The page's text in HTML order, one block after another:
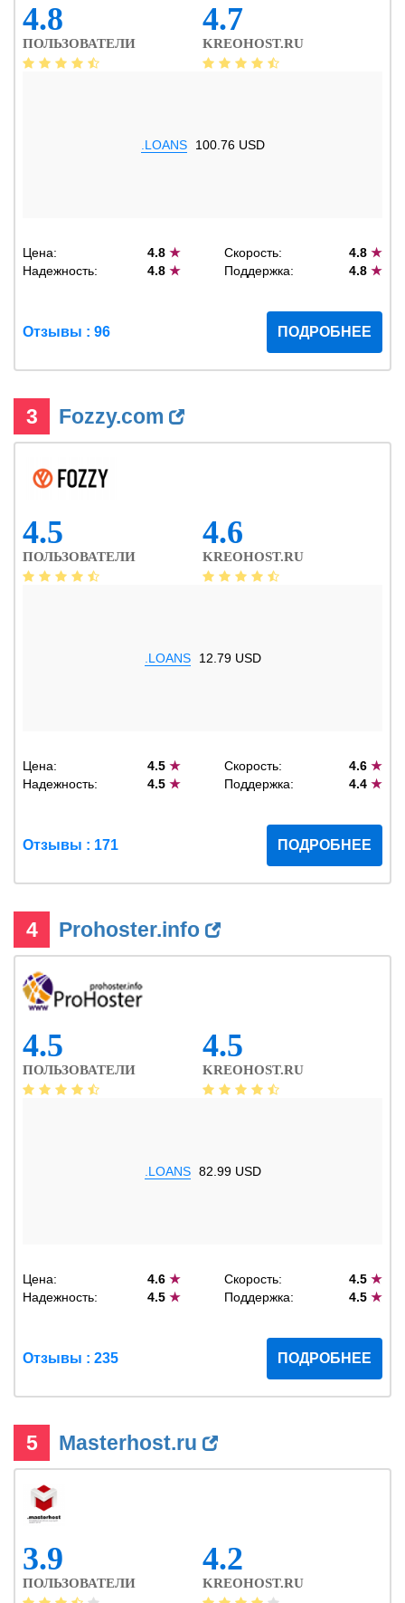
4.8
ПОЛЬЗОВАТЕЛИ
4.7
KREOHOST.RU
.LOANS 100.76 USD
Цена: 4.8★ Скорость: 4.8 ★
Надежность:
4.8★ Поддержка: 4.8 ★
Отзывы : 96 ПОДРОБНЕЕ
3 Fozzy.com
4.5
ПОЛЬЗОВАТЕЛИ
4.6
KREOHOST.RU
.LOANS 12.79 USD
Цена: 4.5★ Скорость: 4.6 ★
Надежность:
4.5★ Поддержка: 4.4 ★
Отзывы : 171 ПОДРОБНЕЕ
4 Prohoster.info
4.5
ПОЛЬЗОВАТЕЛИ
4.5
KREOHOST.RU
.LOANS 82.99 USD
Цена: 4.6★ Скорость: 4.5 ★
Надежность:
4.5★ Поддержка: 4.5 ★
Отзывы : 235 ПОДРОБНЕЕ
5 Masterhost.ru
3.9
ПОЛЬЗОВАТЕЛИ
4.2
KREOHOST.RU